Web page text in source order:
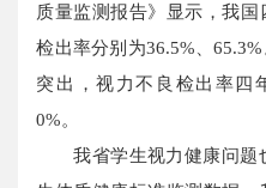
质量监测报告》显示，我
检出率分别为36.5%、
突出，视力不良检出率四
0%。
我省学生视力健康问题